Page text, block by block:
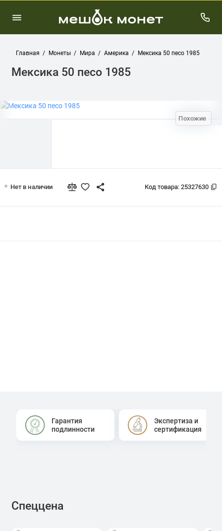
Главная Монеты Мира Америка Мексика 50 песо 1985
Мексика 50 песо 1985
Похожие
Нет в наличии Код товара: 25327630
Гарантия
подлинности
Экспертиза и
сертификация
Спеццена